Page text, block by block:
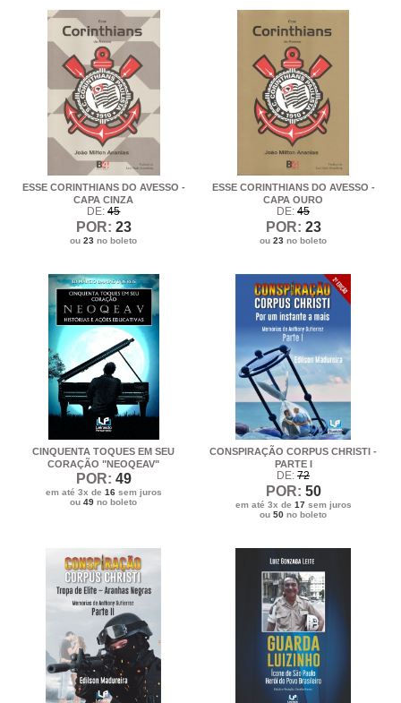
ESSE CORINTHIANS DO AVESSO -
CAPA CINZA
DE: 45
POR: 23
ou23 no boleto
ESSE CORINTHIANS DO AVESSO -
CAPA OURO
DE: 45
POR: 23
ou23 no boleto
CINQUENTA TOQUES EM SEU
CORAÇÃO "NEOQEAV"
POR: 49
em até 3x de 16sem juros
ou49 no boleto
CONSPIRAÇÃO CORPUS CHRISTI -
PARTE I
DE: 72
POR: 50
em até 3x de 17sem juros
ou50 no boleto